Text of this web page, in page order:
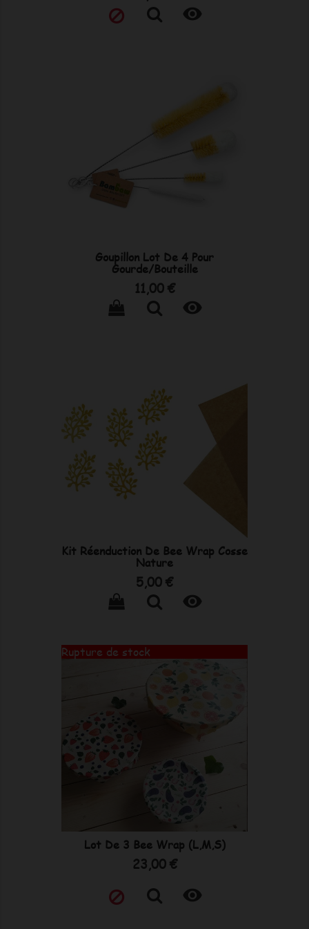

Goupillon Lot De 4 Pour
Gourde/Bouteille
Prix
11,00 €

Kit Réenduction De Bee Wrap Cosse
Nature
Prix
5,00 €

Rupture de stock
Lot De 3 Bee Wrap (L,M,S)
Prix
23,00 €
